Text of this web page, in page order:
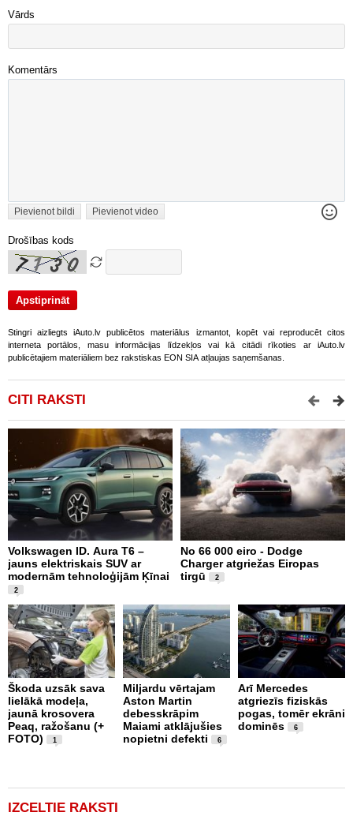
Vārds
Komentārs
Pievienot bildi Pievienot video
Drošības kods
Stingri aizliegts iAuto.lv publicētos materiālus izmantot, kopēt vai reproducēt citos
interneta portālos, masu informācijas līdzekļos vai kā citādi rīkoties ar iAuto.lv
publicētajiem materiāliem bez rakstiskas EON SIA atļaujas saņemšanas.
CITI RAKSTI
Volkswagen ID. Aura T6 –
jauns elektriskais SUV ar
modernām tehnoloģijām Ķīnai
2
No 66 000 eiro - Dodge
Charger atgriežas Eiropas
tirgū
2
Škoda uzsāk sava
lielākā modeļa,
jaunā krosovera
Peaq, ražošanu (+
FOTO)
1
Miljardu vērtajam
Aston Martin
debesskrāpim
Maiami atklājušies
nopietni defekti
6
Arī Mercedes
atgriezīs fiziskās
pogas, tomēr ekrāni
dominēs
6
IZCELTIE RAKSTI